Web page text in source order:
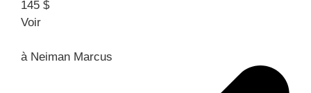
145 $
Voir
à Neiman Marcus